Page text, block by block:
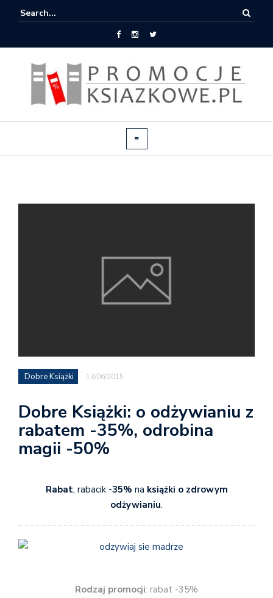
Dobre Książki 13/06/2015
Dobre Książki: o odżywianiu z
rabatem -35%, odrobina
magii -50%
Rabat, rabacik -35% na książki o zdrowym
odżywianiu.
Rodzaj promocji: rabat -35%